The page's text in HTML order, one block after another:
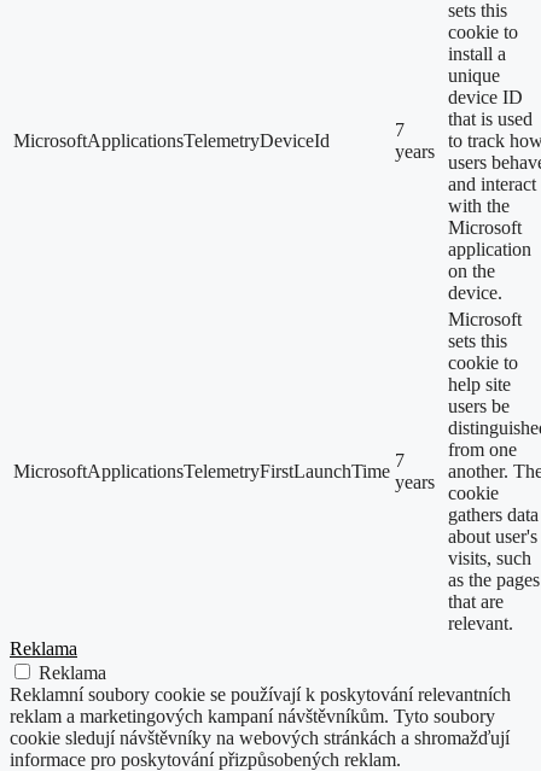
MicrosoftApplicationsTelemetryDeviceId
7
years
sets this
cookie to
install a
unique
device ID
that is used
to track
users
and interact
with the
Microsoft
application
on the
device.
MicrosoftApplicationsTelemetryFirstLaunchTime
7
years
Microsoft
sets this
cookie to
help site
users be
from one
another.
cookie
gathers data
about user's
visits, such
as the pages
that are
relevant.
Reklama
Reklama
Reklamní soubory cookie se používají k poskytování relevantních
reklam a marketingových kampaní návštěvníkům. Tyto soubory
cookie sledují návštěvníky na webových stránkách a shromažďují
informace pro poskytování přizpůsobených reklam.